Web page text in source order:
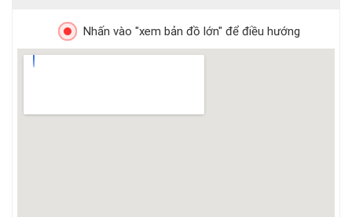
Nhấn vào "xem bản đồ lớn" để điều hướng